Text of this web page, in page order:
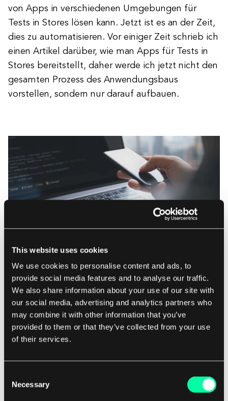
This website uses cookies
We use cookies to personalise content and ads, to
provide social media features and to analyse our traffic.
We also share information about your use of our site with
our social media, advertising and analytics partners who
may combine it with other information that you’ve
provided to them or that they’ve collected from your use
of their services.
Selection
Necessary
von Apps in verschiedenen Umgebungen für
Tests in Stores lösen kann. Jetzt ist es an der Zeit,
dies zu automatisieren. Vor einiger Zeit schrieb ich
einen Artikel darüber, wie man Apps für Tests in
Stores bereitstellt, daher werde ich jetzt nicht den
gesamten Prozess des Anwendungsbaus
vorstellen, sondern nur darauf aufbauen.
Sehen Sie sich den vorherigen Artikel für detaillierte
Wie man Anwendungen testet und dabei
nicht verrückt wird?
Update package.json Skripte
Produktionsbuild auslösen. Wir müssen die